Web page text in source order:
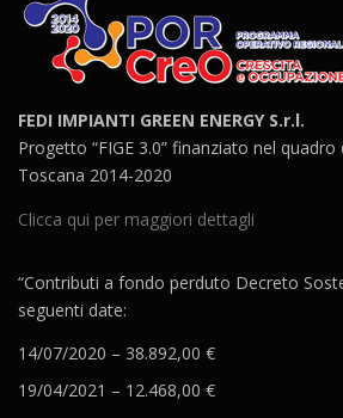
FEDI IMPIANTI GREEN ENERGY S.r.l.
Progetto “FIGE 3.0” finanziato nel quadro
Toscana 2014-2020
Clicca qui per maggiori dettagli
“Contributi a fondo perduto Decreto
seguenti date:
14/07/2020 – 38.892,00 €
19/04/2021 – 12.468,00 €